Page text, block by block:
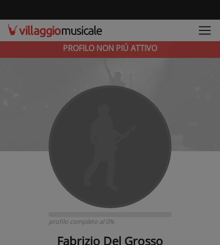
PROFILO NON PIÚ ATTIVO
profilo completo al 0%
Fabrizio Del Grosso